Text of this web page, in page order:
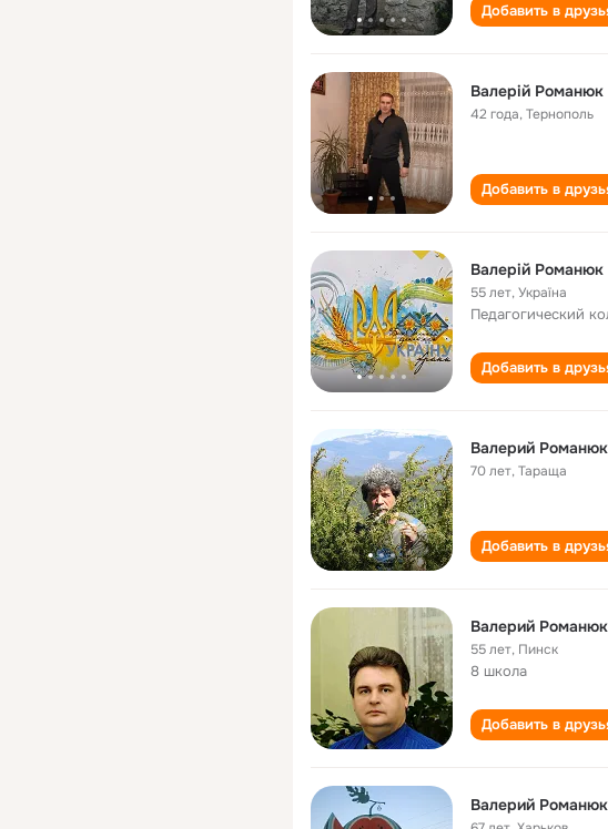
Добавить в
Валерій Романюк
42 года,Тернополь
Добавить в
Валерій Романюк
55 лет,Україна
Педагогический
Добавить в
Валерий Романюк
70 лет,Тараща
Добавить в
Валерий Романюк
55 лет, Пинск
8 школа
Добавить в
Валерий Романюк